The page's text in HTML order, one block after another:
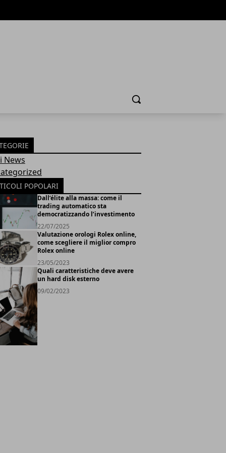
Cerca
News
POPOLARI
Dall’élite alla massa: come il
trading automatico sta
democratizzando l’investimento
22/07/2025
Valutazione orologi Rolex online,
come scegliere il miglior compro
Rolex online
23/05/2023
Quali caratteristiche deve avere
un hard disk esterno
09/02/2023